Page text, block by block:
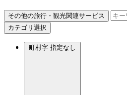
その他の旅行・観光関連サービス
カテゴリ選択
町村字 指定なし